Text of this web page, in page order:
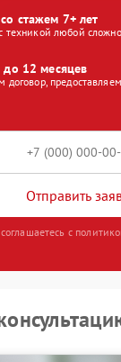
стажем 7+ лет
техникой любой
до 12 месяцев
договор,
Отправить
с